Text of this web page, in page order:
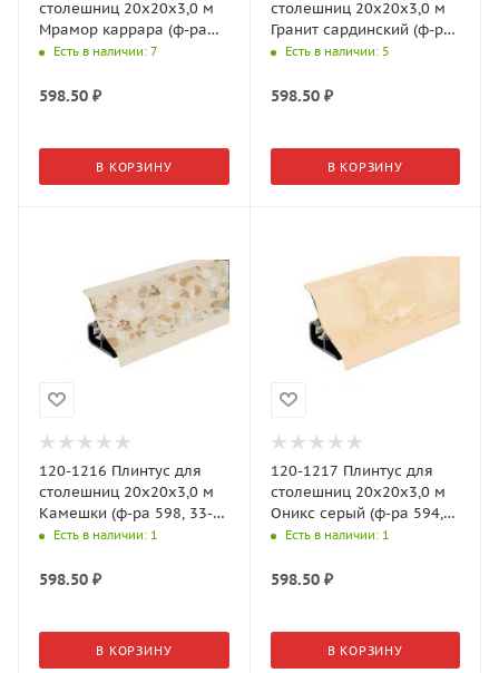
столешниц 20х20х3,0 м
Мрамор каррара (ф-ра
120-1004)
Есть в наличии: 7
598.50 ₽
В КОРЗИНУ
столешниц 20х20х3,0 м
Гранит сардинский (ф-ра
120-596,120-1513,33-3H)
Есть в наличии: 5
598.50₽
В КОРЗИНУ
120-1216 Плинтус для
столешниц 20х20х3,0 м
Камешки (ф-ра 598, 33-
3F)Есть в наличии: 1
598.50 ₽
В КОРЗИНУ
120-1217 Плинтус для
столешниц 20х20х3,0 м
Оникс cерый (ф-ра 594,
33-3W)
Есть в наличии: 1
598.50₽
В КОРЗИНУ